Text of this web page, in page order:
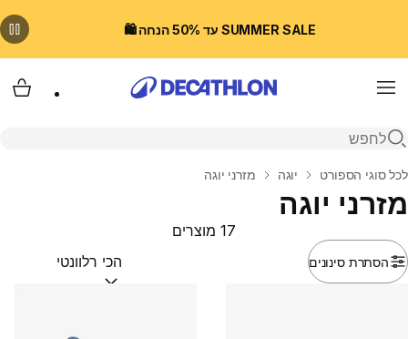
SUMMER SALE עד 50% הנחה 🛍️
Menu
פתיחת חיפוש
בית
לכל סוגי הספורט יוגה מזרני יוגה
מזרני יוגה
הסתרת סינונים
17 מוצרים
מיין לפי:(optional)